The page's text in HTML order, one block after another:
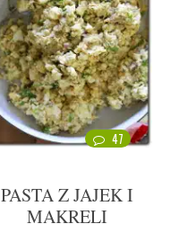
47
PASTA Z JAJEK I
MAKRELI